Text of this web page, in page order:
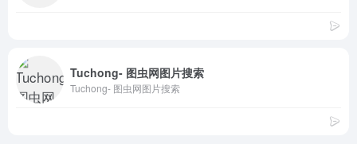
Tuchong- 图虫网图片搜索
Tuchong- 图虫网图片搜索